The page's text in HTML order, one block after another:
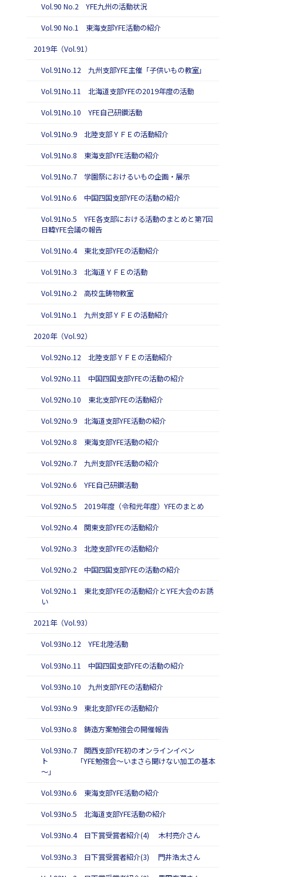
Vol.90 No.2 YFE九州の活動状況
Vol.90 No.1 東海支部YFE活動の紹介
2019年（Vol.91）
Vol.91No.12 九州支部YFE主催「子供いもの教室」
Vol.91No.11 北海道支部YFEの2019年度の活動
Vol.91No.10 YFE自己研鑽活動
Vol.91No.9 北陸支部ＹＦＥの活動紹介
Vol.91No.8 東海支部YFE活動の紹介
Vol.91No.7 学園祭におけるいもの企画・展示
Vol.91No.6 中国四国支部YFEの活動の紹介
Vol.91No.5 YFE各支部における活動のまとめと第7回
日韓YFE会議の報告
Vol.91No.4 東北支部YFEの活動紹介
Vol.91No.3 北海道ＹＦＥの活動
Vol.91No.2 高校生鋳物教室
Vol.91No.1 九州支部ＹＦＥの活動紹介
2020年（Vol.92）
Vol.92No.12 北陸支部ＹＦＥの活動紹介
Vol.92No.11 中国四国支部YFEの活動の紹介
Vol.92No.10 東北支部YFEの活動紹介
Vol.92No.9 北海道支部YFE活動の紹介
Vol.92No.8 東海支部YFE活動の紹介
Vol.92No.7 九州支部YFE活動の紹介
Vol.92No.6 YFE自己研鑽活動
Vol.92No.5 2019年度（令和元年度）YFEのまとめ
Vol.92No.4 関東支部YFEの活動紹介
Vol.92No.3 北陸支部YFEの活動紹介
Vol.92No.2 中国四国支部YFEの活動の紹介
Vol.92No.1 東北支部YFEの活動紹介とYFE大会のお誘
い
2021年（Vol.93）
Vol.93No.12 YFE北陸活動
Vol.93No.11 中国四国支部YFEの活動の紹介
Vol.93No.10 九州支部YFEの活動紹介
Vol.93No.9 東北支部YFEの活動紹介
Vol.93No.8 鋳造方案勉強会の開催報告
Vol.93No.7 関西支部YFE初のオンラインイベン
ト 「YFE勉強会～いまさら聞けない加工の基本
～」
Vol.93No.6 東海支部YFE活動の紹介
Vol.93No.5 北海道支部YFE活動の紹介
Vol.93No.4 日下賞受賞者紹介(4) 木村亮介さん
Vol.93No.3 日下賞受賞者紹介(3) 門井浩太さん